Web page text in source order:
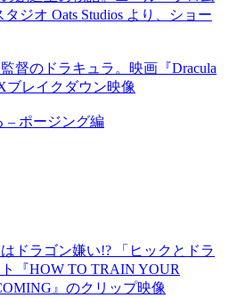
ジオ Oats Studios より、ショー
督のドラキュラ。映画『Dracula
ブレイクダウン映像
– ポージング編
ドラゴン嫌い!? 「ヒックとドラ
『HOW TO TRAIN YOUR
』のクリップ映像